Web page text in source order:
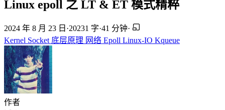
Linux epoll 之 LT & ET 模式精粹
2024 年 8 月 23 日 ·20231 字·41 分钟·
Kernel Socket 底层原理 网络 Epoll Linux-IO Kqueue
作者